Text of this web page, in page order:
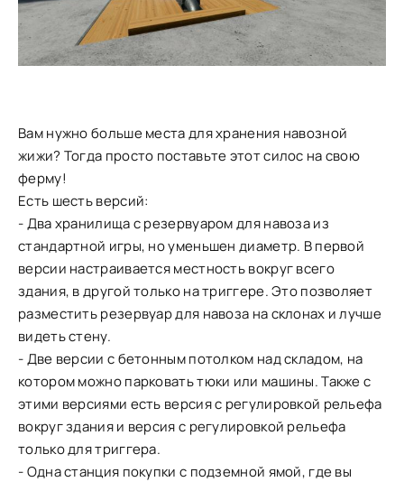
Вам нужно больше места для хранения навозной
жижи? Тогда просто поставьте этот силос на свою
ферму!
Есть шесть версий:
- Два хранилища с резервуаром для навоза из
стандартной игры, но уменьшен диаметр. В первой
версии настраивается местность вокруг всего
здания, в другой только на триггере. Это позволяет
разместить резервуар для навоза на склонах и лучше
видеть стену.
- Две версии с бетонным потолком над складом, на
котором можно парковать тюки или машины. Также с
этими версиями есть версия с регулировкой рельефа
вокруг здания и версия с регулировкой рельефа
только для триггера.
- Одна станция покупки с подземной ямой, где вы